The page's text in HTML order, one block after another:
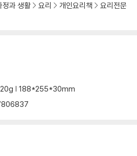
정과 생활 요리 개인요리책
요리전문
| 188*255*30mm